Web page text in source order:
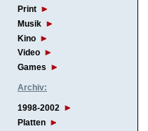
Print
Musik
Kino
Video
Games
Archiv:
1998-2002
Platten